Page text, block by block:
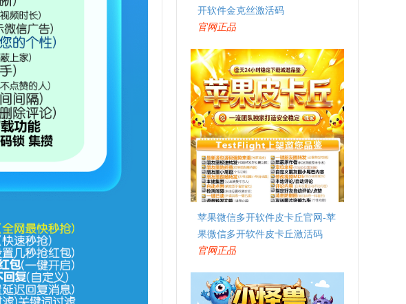
开软件金克丝激活码
官网正品
苹果微信多开软件皮卡丘官网-苹
果微信多开软件皮卡丘激活码
官网正品